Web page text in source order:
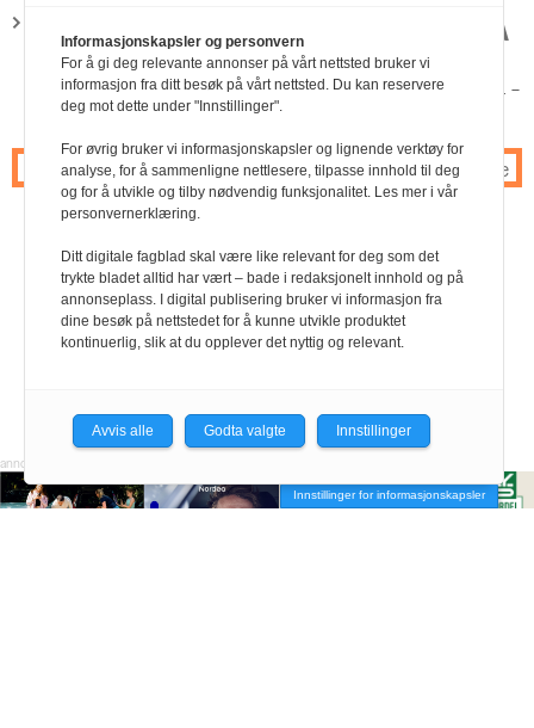
STADIG FLERE TILFREDS MED NEGOTIA
Notabene Stadig flere tilfreds med Negotia Medlemsundersøkelsen 2023 viser en
signifikant økning i medlemmenes samlede tilfredshet med Negotia. Tilgangen til ju…
Tore Hansen,
Forrige 1 2 3 4 5 6 7 8 9 10 11 … 15 Neste
Innstillinger for informasjonskapsler
Informasjonskapsler og personvern
For å gi deg relevante annonser på vårt nettsted bruker vi
informasjon fra ditt besøk på vårt nettsted. Du kan reservere
deg mot dette under "Innstillinger".
For øvrig bruker vi informasjonskapsler og lignende verktøy for
analyse, for å sammenligne nettlesere, tilpasse innhold til deg
og for å utvikle og tilby nødvendig funksjonalitet. Les mer i vår
personvernerklæring.
Ditt digitale fagblad skal være like relevant for deg som det
trykte bladet alltid har vært – bade i redaksjonelt innhold og på
annonseplass. I digital publisering bruker vi informasjon fra
dine besøk på nettstedet for å kunne utvikle produktet
kontinuerlig, slik at du opplever det nyttig og relevant.
Avvis alle Godta valgte Innstillinger